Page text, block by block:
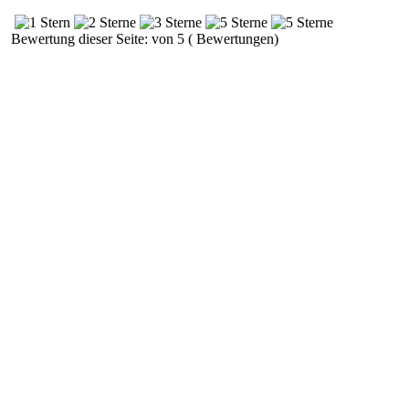
Bewertung dieser Seite: von 5 ( Bewertungen)